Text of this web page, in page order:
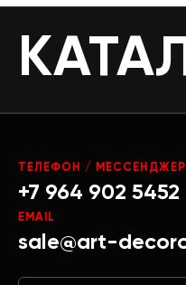
ТЕЛЕФОН /
+7 964 902 5452
EMAIL
sale@art-